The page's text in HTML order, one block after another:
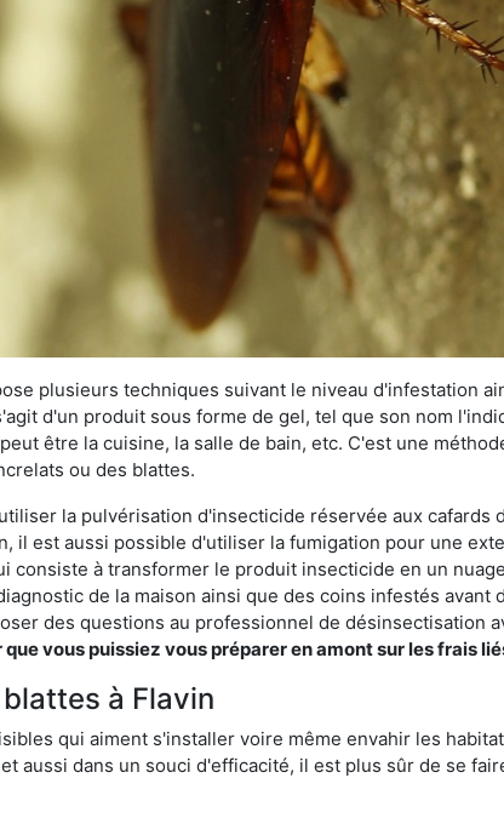
plusieurs techniques suivant le niveau d'infestation
d'un produit sous forme de gel, tel que son nom
être la cuisine, la salle de bain, etc. C'est une
ou des blattes.
la pulvérisation d'insecticide réservée aux cafards
il est aussi possible d'utiliser la fumigation pour une
à transformer le produit insecticide en un
de la maison ainsi que des coins infestés avant
des questions au professionnel de désinsectisation
vous puissiez vous préparer en amont sur les frais
à Flavin
qui aiment s'installer voire même envahir les
aussi dans un souci d'efficacité, il est plus sûr de se